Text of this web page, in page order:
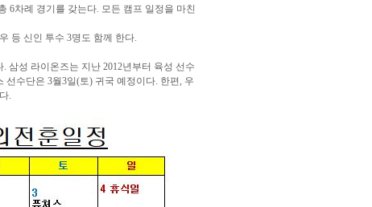
6차례 경기를 갖는다. 모든 캠프 일정을 마친
등 신인 투수 3명도 함께 한다.
삼성 라이온즈는 지난 2012년부터 육성 선수
수단은 3월3일(토) 귀국 예정이다. 한편, 우
.